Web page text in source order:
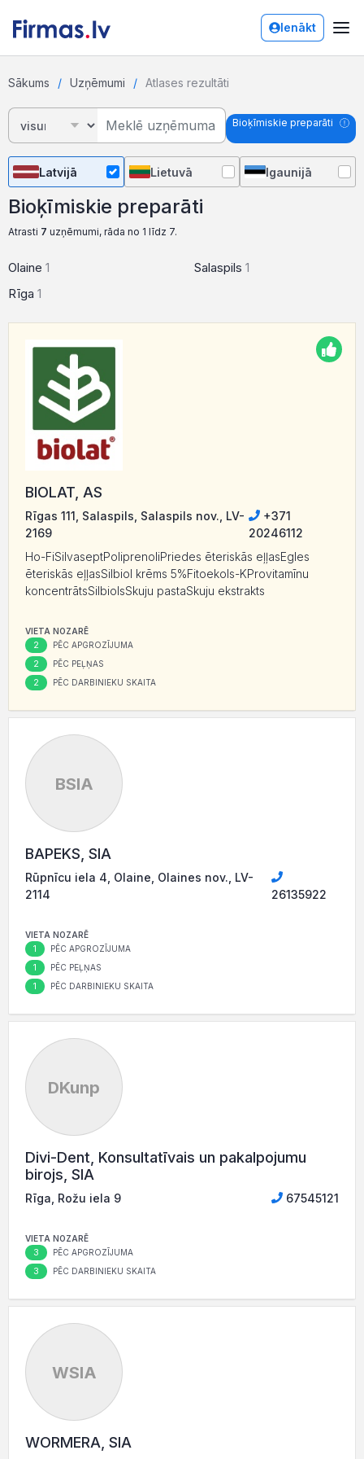
Ienākt
Sākums Uzņēmumi Atlases rezultāti
Bioķīmiskie preparāti
Latvijā Lietuvā Igaunijā
Bioķīmiskie preparāti
Atrasti 7 uzņēmumi, rāda no 1 līdz 7.
Olaine 1
Rīga 1
Salaspils 1
BIOLAT, AS
Rīgas 111, Salaspils, Salaspils nov., LV-
2169
+371
20246112
Ho-FiSilvaseptPoliprenoliPriedes ēteriskās eļļasEgles
ēteriskās eļļasSilbiol krēms 5%Fitoekols-KProvitamīnu
koncentrātsSilbiolsSkuju pastaSkuju ekstrakts
VIETA NOZARĒ
2 PĒC APGROZĪJUMA
2 PĒC PEĻŅAS
2 PĒC DARBINIEKU SKAITA
BSIA
BAPEKS, SIA
Rūpnīcu iela 4, Olaine, Olaines nov., LV-
2114
26135922
VIETA NOZARĒ
1 PĒC APGROZĪJUMA
1 PĒC PEĻŅAS
1 PĒC DARBINIEKU SKAITA
DKunp
Divi-Dent, Konsultatīvais un pakalpojumu
birojs, SIA
Rīga, Rožu iela 9 67545121
VIETA NOZARĒ
3 PĒC APGROZĪJUMA
3 PĒC DARBINIEKU SKAITA
WSIA
WORMERA, SIA